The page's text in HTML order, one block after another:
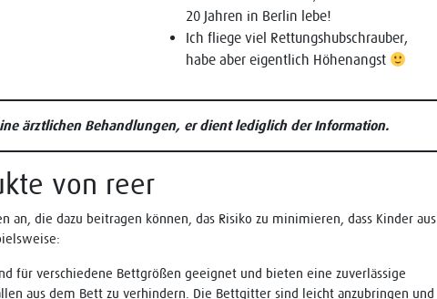
20 Jahren in Berlin lebe!
Ich fliege viel Rettungshubschrauber,
habe aber eigentlich Höhenangst
ärztlichen Behandlungen, er dient lediglich der Information.
von reer
an, die dazu beitragen können, das Risiko zu minimieren, dass Kinder aus
für verschiedene Bettgrößen geeignet und bieten eine zuverlässige
aus dem Bett zu verhindern. Die Bettgitter sind leicht anzubringen und